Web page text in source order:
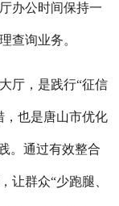
办公时间保持一
查询业务。
厅，是践行“征信
，也是唐山市优化
。通过有效整合
让群众“少跑腿、